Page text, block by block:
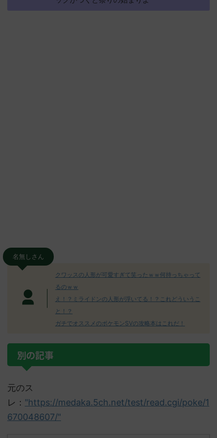
名無しさん
クワッスの人形が可愛すぎて笑ったｗｗ何持っちゃって
るのｗｗ
え！？ミライドンの人形が浮いてる！？これどういうこ
と！？
ガチでオススメのポケモンSVの攻略本はこれだ！
別の記事
元のス
レ： "https://medaka.5ch.net/test/read.cgi/poke/1
670048607/"